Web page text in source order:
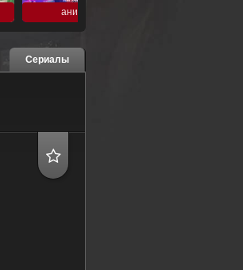
аниме
Сериалы